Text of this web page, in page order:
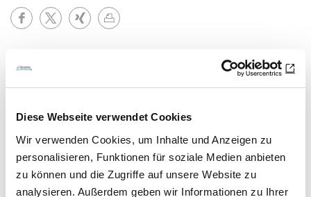
Diese Webseite verwendet Cookies
Wir verwenden Cookies, um Inhalte und Anzeigen zu
personalisieren, Funktionen für soziale Medien anbieten
zu können und die Zugriffe auf unsere Website zu
analysieren. Außerdem geben wir Informationen zu Ihrer
Newsletter­anmeldung
Bleiben Sie auf dem Laufenden. Der MT-Dialog-
Newsletter informiert Sie jede Woche kostenfrei